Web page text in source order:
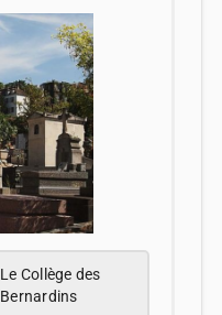
Le Collège des
Bernardins